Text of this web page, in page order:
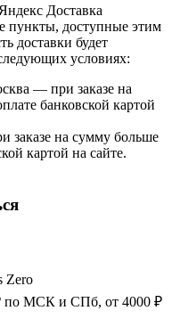
Доставка
пункты, доступные этим
доставки будет
условиях:
— при заказе на
банковской картой
заказе на сумму больше
картой на сайте.
Zero
₽ по МСК и СПб, от 4000 ₽